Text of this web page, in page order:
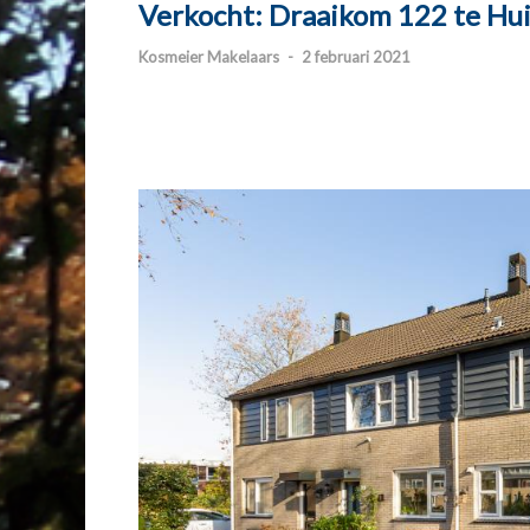
Verkocht: Draaikom 122 te
Kosmeier Makelaars - 2 februari 2021